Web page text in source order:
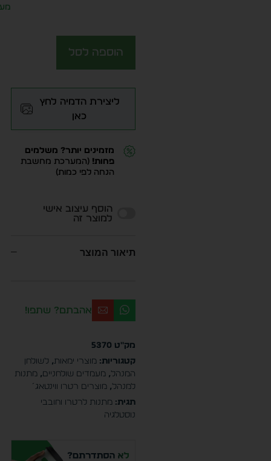
הוספה לסל
ליצירת הדמיה לחץ
כאן
מזמינים יותר? משלמים
פחות! (המערכת מחשבת
הנחה לפי כמות)
הוסף עיצוב אישי
למוצר זה
תיאור המוצר
אהבתם? שתפו!
מק"ט 5370
קטגוריות: מוצרי ימאות, לשולחן
המנהל, מעמדים שולחניים, מתנות
למנהל, מוצרים רטרו ווינטאג´
תגית: מתנות לרטרו וחובבי
נוסטלגיה